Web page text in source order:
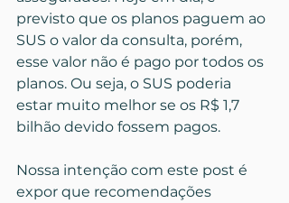
previsto que os planos paguem ao
SUS o valor da consulta, porém,
esse valor não é pago por todos os
planos. Ou seja, o SUS poderia
estar muito melhor se os R$ 1,7
bilhão devido fossem pagos.
Nossa intenção com este post é
expor que recomendações